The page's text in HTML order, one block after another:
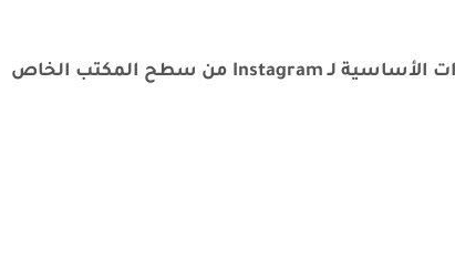
من خلال تثبيت inssist ، يمكنك الوصول إلى الميزات الأساسية لـ Instagram من سطح المكتب الخاص